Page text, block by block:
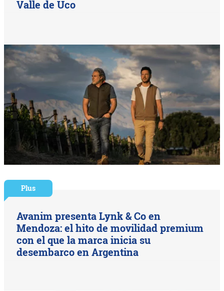
Valle de Uco
Plus
Avanim presenta Lynk & Co en
Mendoza: el hito de movilidad premium
con el que la marca inicia su
desembarco en Argentina